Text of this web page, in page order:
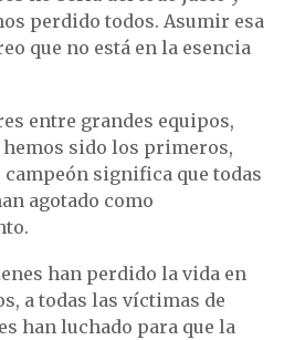
perdido todos. Asumir esa
que no está en la esencia
entre grandes equipos,
hemos sido los primeros,
campeón significa que todas
agotado como
han perdido la vida en
a todas las víctimas de
han luchado para que la